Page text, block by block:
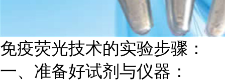
免疫荧光技术的实验步骤：
一、准备好试剂与仪器：